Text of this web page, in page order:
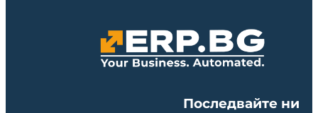
Последвайте ни